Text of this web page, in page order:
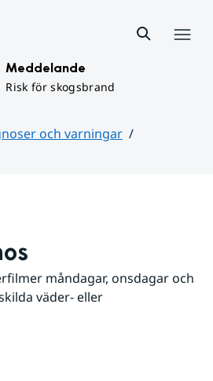
Meddelande
Risk för skogsbrand
och varningar
måndagar, onsdagar och
väder- eller